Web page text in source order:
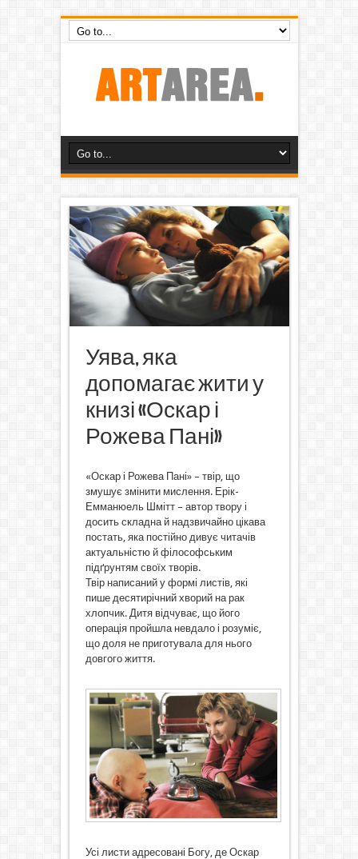
Уява, яка
допомагає жити у
книзі «Оскар і
Рожева Пані»
«Оскар і Рожева Пані» – твір, що
змушує змінити мислення. Ерік-
Емманюель Шмітт – автор твору і
досить складна й надзвичайно цікава
постать, яка постійно дивує читачів
актуальністю й філософським
підґрунтям своїх творів.
Твір написаний у формі листів, які
пише десятирічний хворий на рак
хлопчик. Дитя відчуває, що його
операція пройшла невдало і розуміє,
що доля не приготувала для нього
довгого життя.
Усі листи адресовані Богу, де Оскар